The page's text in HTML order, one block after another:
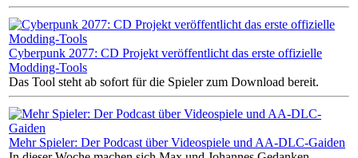
Cyberpunk 2077: CD Projekt veröffentlicht das erste offizielle
Modding-Tools
Das Tool steht ab sofort für die Spieler zum Download bereit.
Mehr Spieler: Der Podcast über Videospiele und AA-DLC-Gaiden